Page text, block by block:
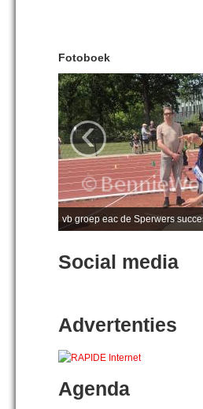
Fotoboek
vb groep eac de Sperwers
‹
Social media
Advertenties
Agenda